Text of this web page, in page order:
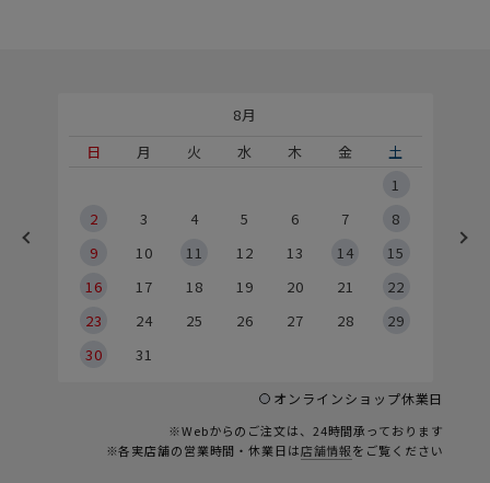
8月
日
月 火 水 木 金
土
1
2
3 4 5 6 7
8
9
10 11 12 13 14
15
16
17 18 19 20 21
22
23
24 25 26 27 28
29
30
31
オンラインショップ休業日
※Webからのご注文は、24時間承っております
※各実店舗の営業時間・休業日は店舗情報をご覧ください